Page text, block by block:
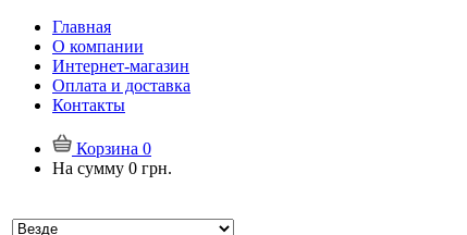
Главная
О компании
Интернет-магазин
Оплата и доставка
Контакты
Корзина 0
На сумму 0 грн.